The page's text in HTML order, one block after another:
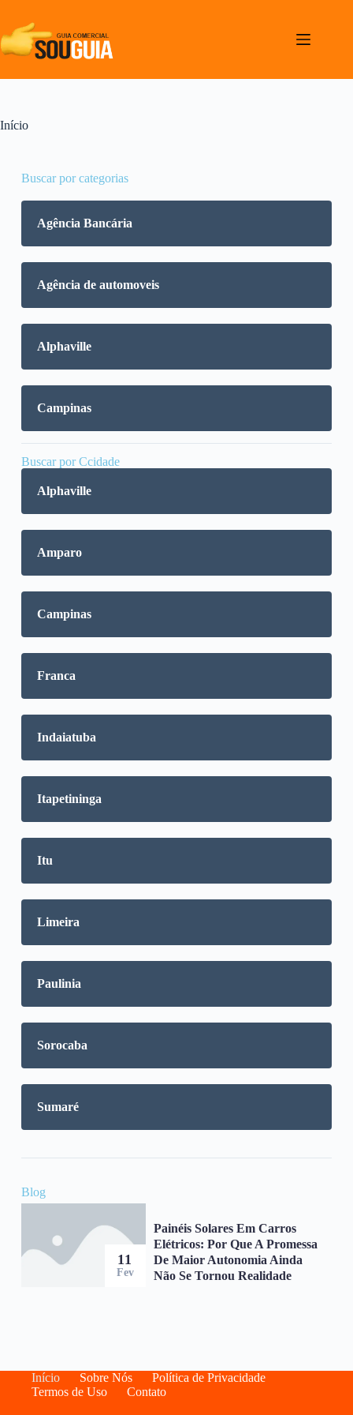
Início
Buscar por categorias
Agência Bancária
Agência de automoveis
Alphaville
Campinas
Buscar por Ccidade
Alphaville
Amparo
Campinas
Franca
Indaiatuba
Itapetininga
Itu
Limeira
Paulinia
Sorocaba
Sumaré
Blog
11
Fev
Painéis Solares Em Carros
Elétricos: Por Que A Promessa
De Maior Autonomia Ainda
Não Se Tornou Realidade
Início Sobre Nós
Política de Privacidade
Termos de Uso
Contato